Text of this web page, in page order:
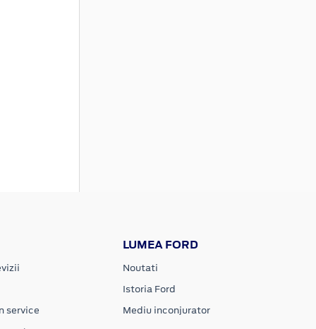
service
LUMEA FORD
Noutati
Istoria Ford
Mediu inconjurator